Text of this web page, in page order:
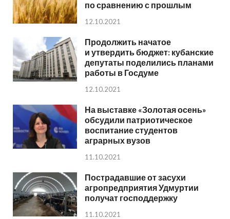
по сравнению с прошлым
12.10.2021
Продолжить начатое
и утвердить бюджет: кубанские
депутаты поделились планами
работы в Госдуме
12.10.2021
На выставке «Золотая осень»
обсудили патриотическое
воспитание студентов
аграрных вузов
11.10.2021
Пострадавшие от засухи
агропредприятия Удмуртии
получат господдержку
11.10.2021